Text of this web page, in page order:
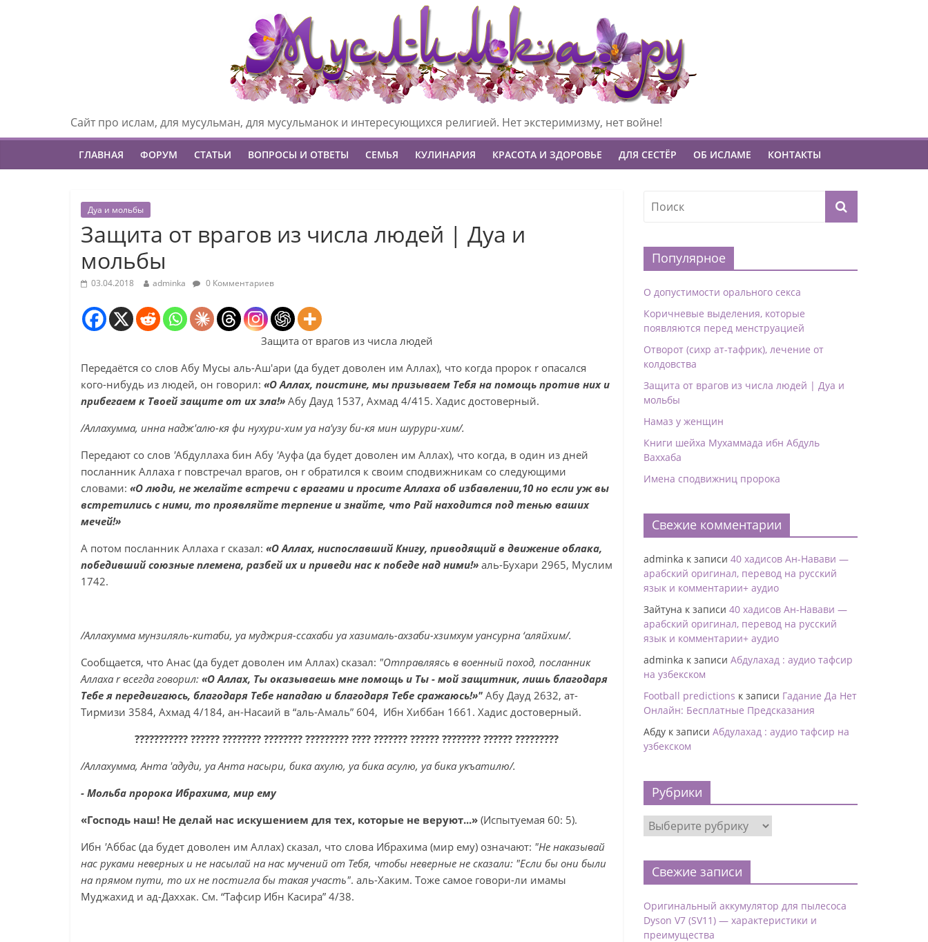
Сайт про ислам, для мусульман, для мусульманок и интересующихся религией. Нет экстеримизму, нет войне!
ГЛАВНАЯ ФОРУМ СТАТЬИ ВОПРОСЫ И ОТВЕТЫ СЕМЬЯ КУЛИНАРИЯ КРАСОТА И ЗДОРОВЬЕ ДЛЯ СЕСТЁР ОБ ИСЛАМЕ КОНТАКТЫ
Дуа и мольбы
Защита от врагов из числа людей | Дуа и
мольбы
03.04.2018 adminka 0 Комментариев
Защита от врагов из числа людей
Передаётся со слов Абу Мусы аль-Аш'ари (да будет доволен им Аллах), что когда пророк r опасался
кого-нибудь из людей, он говорил: «О Аллах, поистине, мы призываем Тебя на помощь против них и
прибегаем к Твоей защите от их зла!» Абу Дауд 1537, Ахмад 4/415. Хадис достоверный.
/Аллахумма, инна надж'алю-кя фи нухури-хим уа на'узу би-кя мин шурури-хим/.
Передают со слов 'Абдуллаха бин Абу 'Ауфа (да будет доволен им Аллах), что когда, в один из дней
посланник Аллаха r повстречал врагов, он r обратился к своим сподвижникам со следующими
словами: «О люди, не желайте встречи с врагами и просите Аллаха об избавлении,10 но если уж вы
встретились с ними, то проявляйте терпение и знайте, что Рай находится под тенью ваших
мечей!»
А потом посланник Аллаха r сказал: «О Аллах, ниспославший Книгу, приводящий в движение облака,
победивший союзные племена, разбей их и приведи нас к победе над ними!» аль-Бухари 2965, Муслим
1742.
/Аллахумма мунзиляль-китаби, уа муджрия-ссахаби уа хазималь-ахзаби-хзимхум уансурна ‘аляйхим/.
Сообщается, что Анас (да будет доволен им Аллах) сказал: "Отправляясь в военный поход, посланник
Аллаха rвсегда говорил: «О Аллах, Ты оказываешь мне помощь и Ты - мой защитник, лишь благодаря
Тебе я передвигаюсь, благодаря Тебе нападаю и благодаря Тебе сражаюсь!»" Абу Дауд 2632, ат-
Тирмизи 3584, Ахмад 4/184, ан-Насаий в “аль-Амаль” 604, Ибн Хиббан 1661. Хадис достоверный.
??????????? ?????? ???????? ???????? ????????? ???? ??????? ?????? ???????? ?????? ?????????
/Аллахумма, Анта 'адуди, уа Анта насыри, бика ахулю, уа бика асулю, уа бика укъатилю/.
- Мольба пророка Ибрахима, мир ему
«Господь наш! Не делай нас искушением для тех, которые не веруют...» (Испытуемая 60: 5).
Ибн 'Аббас (да будет доволен им Аллах) сказал, что слова Ибрахима (мир ему) означают: "Не наказывай
нас руками неверных и не насылай на нас мучений от Тебя, чтобы неверные не сказали: "Если бы они были
на прямом пути, то их не постигла бы такая участь". аль-Хаким. Тоже самое говори-ли имамы
Муджахид и ад-Даххак. См. “Тафсир Ибн Касира” 4/38.
Популярное
О допустимости орального секса
Коричневые выделения, которые
появляются перед менструацией
Отворот (сихр ат-тафрик), лечение от
колдовства
Защита от врагов из числа людей | Дуа и
мольбы
Намаз у женщин
Книги шейха Мухаммада ибн Абдуль
Ваххаба
Имена сподвижниц пророка
Свежие комментарии
adminka к записи 40 хадисов Ан-Навави —
арабский оригинал, перевод на русский
язык и комментарии+ аудио
Зайтуна к записи 40 хадисов Ан-Навави —
арабский оригинал, перевод на русский
язык и комментарии+ аудио
adminka к записи Абдулахад : аудио тафсир
на узбекском
Football predictions к записи Гадание Да Нет
Онлайн: Бесплатные Предсказания
Абду к записи Абдулахад : аудио тафсир на
узбекском
Рубрики
Свежие записи
Оригинальный аккумулятор для пылесоса
Dyson V7 (SV11) — характеристики и
преимущества